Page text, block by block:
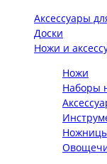
Аксессуары
Доски
Ножи и
Ножи
Наборы